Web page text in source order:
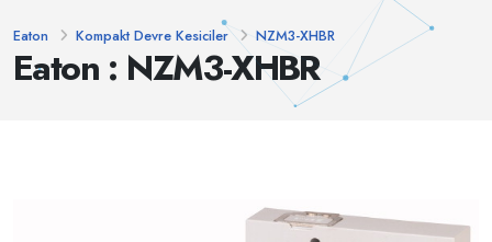
Eaton : NZM3-XHBR
Eaton Kompakt Devre Kesiciler NZM3-XHBR